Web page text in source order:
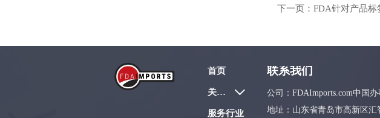
下一页： FDA针对产品标
首页
关于我们 
服务行业
联系我们
公司：FDAImports.com中国办
地址：山东省青岛市高新区汇